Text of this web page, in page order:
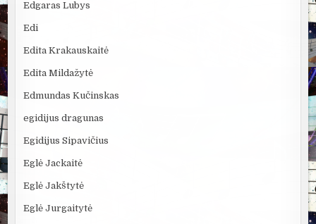
Edgaras Lubys
Edi
Edita Krakauskaitė
Edita Mildažytė
Edmundas Kučinskas
egidijus dragunas
Egidijus Sipavičius
Eglė Jackaitė
Eglė Jakštytė
Eglė Jurgaitytė